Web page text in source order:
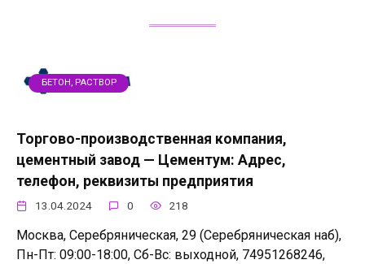
БЕТОН, РАСТВОР
Торгово-производственная компания,
цементный завод — Цементум: Адрес,
телефон, реквизиты предприятия
13.04.2024 0 218
Москва, Серебряническая, 29 (Серебряническая наб),
Пн-Пт: 09:00-18:00, Сб-Вс: выходной, 74951268246,